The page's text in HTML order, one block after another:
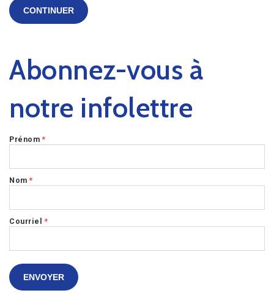
CONTINUER
Abonnez-vous à
notre infolettre
Prénom *
Nom *
Courriel *
ENVOYER